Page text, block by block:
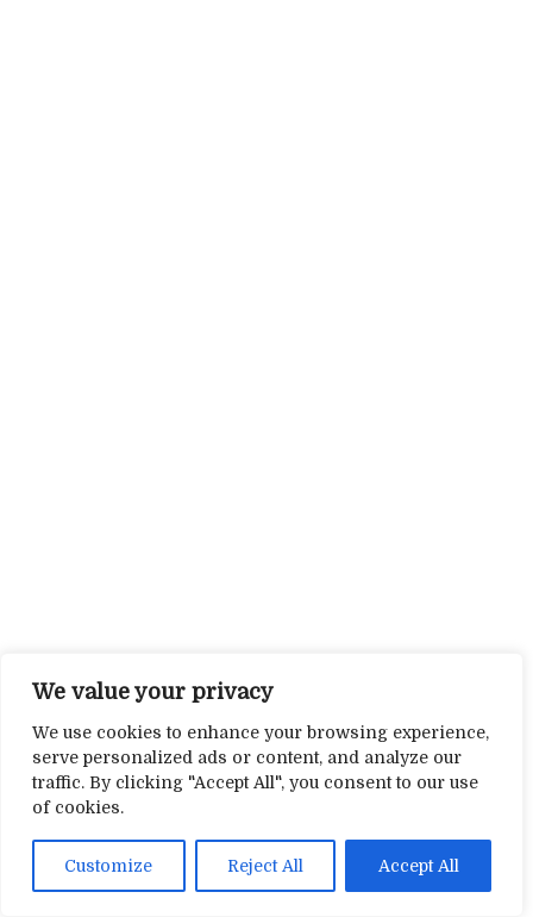
We value your privacy
We use cookies to enhance your browsing experience,
serve personalized ads or content, and analyze our
traffic. By clicking "Accept All", you consent to our use
of cookies.
Customize Reject All Accept All